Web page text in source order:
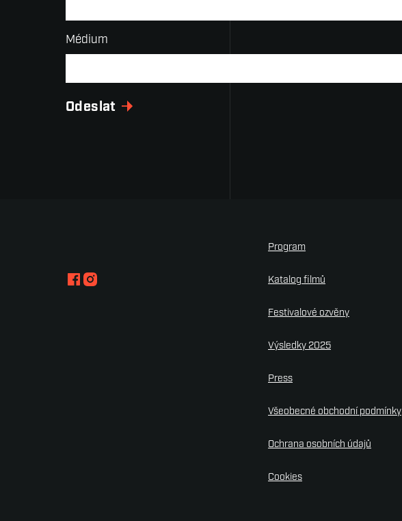
Médium
Odeslat
Program
Katalog filmů
Festivalové ozvěny
Výsledky 2025
Press
Všeobecné obchodní podmínky
Ochrana osobních údajů
Cookies